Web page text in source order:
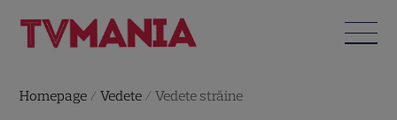
Homepage /Vedete /Vedete străine